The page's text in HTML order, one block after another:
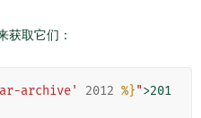
获取它们：
archive' 2012 %}">201